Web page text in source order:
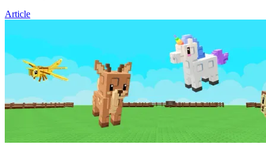
Article